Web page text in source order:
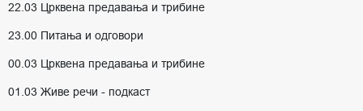
22.03 Црквена предавања и трибине
23.00 Питања и одговори
00.03 Црквена предавања и трибине
01.03 Живе речи - подкаст